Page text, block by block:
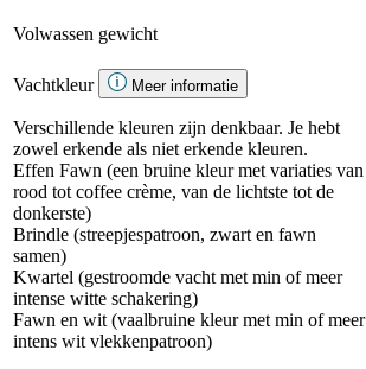
Volwassen gewicht
Vachtkleur
Meer informatie
Verschillende kleuren zijn denkbaar. Je hebt
zowel erkende als niet erkende kleuren.
Effen Fawn (een bruine kleur met variaties van
rood tot coffee crème, van de lichtste tot de
donkerste)
Brindle (streepjespatroon, zwart en fawn
samen)
Kwartel (gestroomde vacht met min of meer
intense witte schakering)
Fawn en wit (vaalbruine kleur met min of meer
intens wit vlekkenpatroon)